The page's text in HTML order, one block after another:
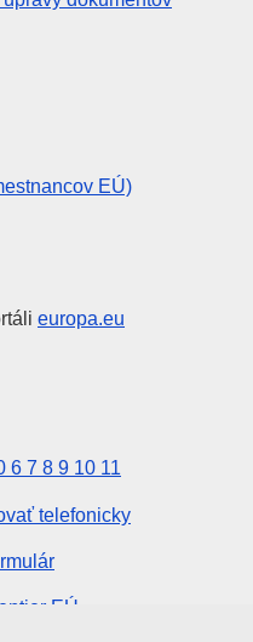
EÚ)
europa.eu
6 7 8 9 10 11
telefonicky
EÚ